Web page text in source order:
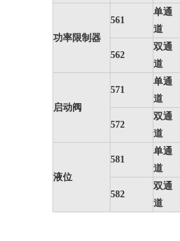
功率限制器
561
单通
道
562
双通
道
启动阀
571
单通
道
572
双通
道
液位
581
单通
道
582
双通
道